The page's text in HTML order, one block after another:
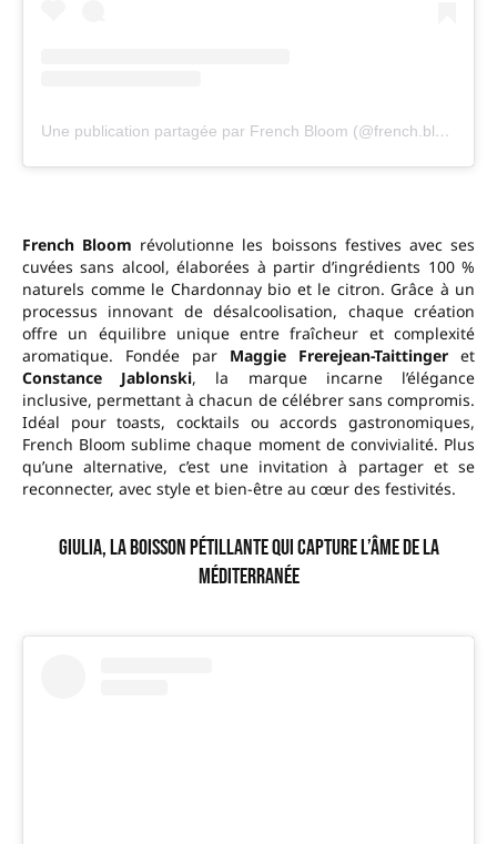
Une publication partagée par French Bloom (@french.bloom)
French Bloom révolutionne les boissons festives avec ses
cuvées sans alcool, élaborées à partir d’ingrédients 100 %
naturels comme le Chardonnay bio et le citron. Grâce à un
processus innovant de désalcoolisation, chaque création
offre un équilibre unique entre fraîcheur et complexité
aromatique. Fondée par Maggie Frerejean-Taittinger et
Constance Jablonski, la marque incarne l’élégance
inclusive, permettant à chacun de célébrer sans compromis.
Idéal pour toasts, cocktails ou accords gastronomiques,
French Bloom sublime chaque moment de convivialité. Plus
qu’une alternative, c’est une invitation à partager et se
reconnecter, avec style et bien-être au cœur des festivités.
Giulia, la boisson pétillante qui capture l’âme de la
Méditerranée